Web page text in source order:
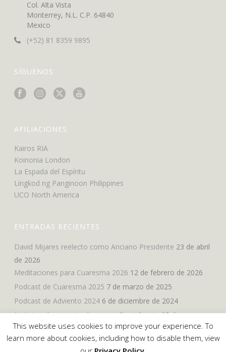
Col. Alta Vista
Monterrey, N.L. C.P. 64840
Mexico
(+52) 81 8359 9895
SÍGUENOS
AFILIACIONES
Kairos RIA
Koinonia London
La Espada del Espíritu
Lingkod ng Panginoon Philippines
UCO North America
ENTRADAS RECIENTES
David Mijares reelecto como Anciano Presidente 23 de abril
de 2026
Meditaciones para Cuaresma 2026 12 de febrero de 2026
Podcast de Cuaresma 2025 7 de marzo de 2025
Podcast de Adviento 2024 6 de diciembre de 2024
Noticia sobre nuestro hermano Eroni Sotutu 25 de
noviembre de 2024
This website uses cookies to improve your experience. To
learn more about cookies, including how to disable them, view